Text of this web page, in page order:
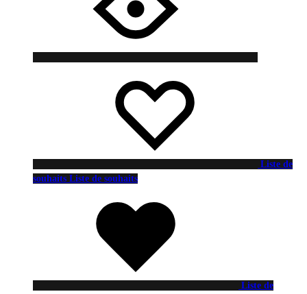
Liste de
souhaits Liste de souhaits
Liste de